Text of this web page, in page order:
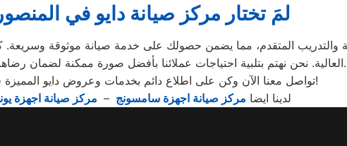
لمَ تختار مركز صيانة دايو في
والتدريب المتقدم، مما يضمن حصولك على خدمة صيانة موثوقة وسريعة.
العالية. نحن نهتم بتلبية احتياجات عملائنا بأفضل صورة ممكنة لضمان رضاهم وثقتهم الدائمة بنا.
تواصل معنا الآن وكن على اطلاع دائم بخدمات وعروض دايو المميزة في المنصورة!
لدينا ايضا مركز صيانة اجهزة سامسونج – مركز صيانة اجهزة